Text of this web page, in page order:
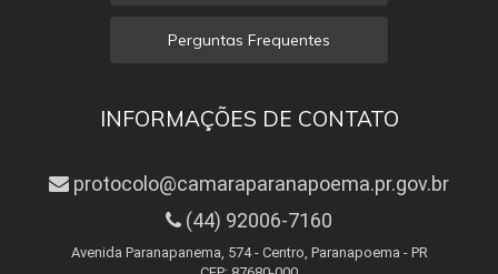
Perguntas Frequentes
INFORMAÇÕES DE CONTATO
protocolo@camaraparanapoema.pr.gov.br
(44) 92006-7160
Avenida Paranapanema, 574 - Centro, Paranapoema - PR